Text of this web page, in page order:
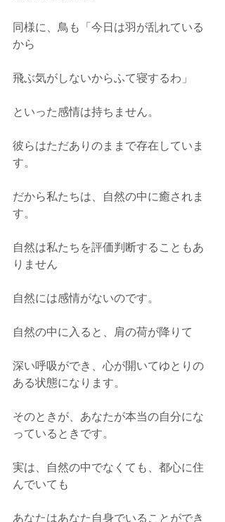
同様に、鳥も「今日は羽が乱れている
から
飛ぶ気がしないからふて寝するわ」
といった感情は持ちません。
彼らはただありのままで存在していま
す。
だから私たちは、自然の中に癒されま
す。
自然は私たちを評価判断することもあ
りません
自然には感情がないのです。
自然の中に入ると、肩の荷が降りて
深い呼吸ができ、心が開いてゆとりの
ある状態になります。
そのときが、あなたが本当の自分にな
っているときです。
実は、自然の中でなくても、都心に住
んでいても
あなたはあなた自身でいることができ